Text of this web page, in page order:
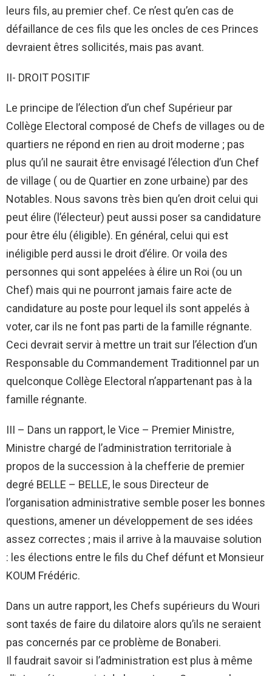
leurs fils, au premier chef. Ce n’est qu’en cas de
défaillance de ces fils que les oncles de ces Princes
devraient êtres sollicités, mais pas avant.
II- DROIT POSITIF
Le principe de l’élection d’un chef Supérieur par
Collège Electoral composé de Chefs de villages ou de
quartiers ne répond en rien au droit moderne ; pas
plus qu’il ne saurait être envisagé l’élection d’un Chef
de village ( ou de Quartier en zone urbaine) par des
Notables. Nous savons très bien qu’en droit celui qui
peut élire (l’électeur) peut aussi poser sa candidature
pour être élu (éligible). En général, celui qui est
inéligible perd aussi le droit d’élire. Or voila des
personnes qui sont appelées à élire un Roi (ou un
Chef) mais qui ne pourront jamais faire acte de
candidature au poste pour lequel ils sont appelés à
voter, car ils ne font pas parti de la famille régnante.
Ceci devrait servir à mettre un trait sur l’élection d’un
Responsable du Commandement Traditionnel par un
quelconque Collège Electoral n’appartenant pas à la
famille régnante.
III – Dans un rapport, le Vice – Premier Ministre,
Ministre chargé de l’administration territoriale à
propos de la succession à la chefferie de premier
degré BELLE – BELLE, le sous Directeur de
l’organisation administrative semble poser les bonnes
questions, amener un développement de ses idées
assez correctes ; mais il arrive à la mauvaise solution
: les élections entre le fils du Chef défunt et Monsieur
KOUM Frédéric.
Dans un autre rapport, les Chefs supérieurs du Wouri
sont taxés de faire du dilatoire alors qu’ils ne seraient
pas concernés par ce problème de Bonaberi.
Il faudrait savoir si l’administration est plus à même